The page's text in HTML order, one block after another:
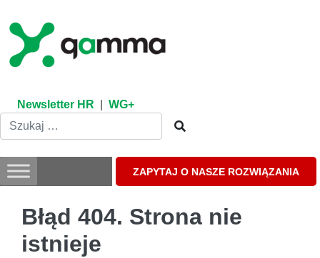
content
Newsletter HR WG+
ZAPYTAJ O NASZE ROZWIĄZANIA
Błąd 404. Strona nie
istnieje